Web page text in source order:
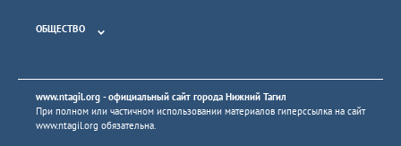
ОБЩЕСТВО
www.ntagil.org - официальный сайт города Нижний Тагил
При полном или частичном использовании материалов гиперссылка на сайт
www.ntagil.org обязательна.